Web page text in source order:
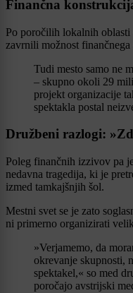
Finančna
Po poročilih lokalnih oblasti
zavrnili možnost
Tudi mesto samo ne
– skupno okoli 29
projekt organizacije
spektakla postal
Družbeni razlogi:
Poleg finančnih izzivov pa
nedavna tragedija, ki je
izmed tamkajšnjih šol.
Mestni svet se je zato
ni primerno organizirati
»Verjamemo, da
okrevanje skupnosti,
spektakel,« so med
poročajo avstrijski